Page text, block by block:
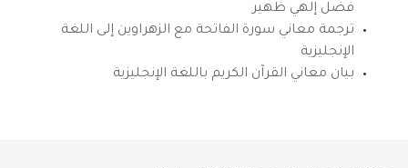
فضل إلهي ظهير
ترجمة معاني سورة الفاتحة مع الزهراوين إلى اللغة
الإنجليزية
بيان معاني القرآن الكريم باللغة الإنجليزية